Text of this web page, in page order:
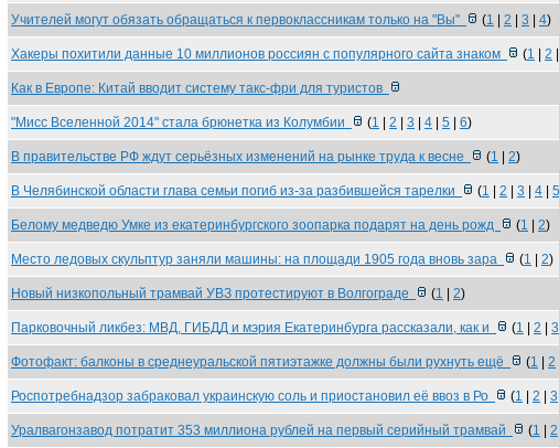
Учителей могут обязать обращаться к первоклассникам только на "Вы" (1 2 3 4)
Хакеры похитили данные 10 миллионов россиян с популярного сайта знаком (1 2
Как в Европе: Китай вводит систему такс-фри для туристов
"Мисс Вселенной 2014" стала брюнетка из Колумбии (1 2 3 4 5 6)
В правительстве РФ ждут серьёзных изменений на рынке труда к весне (1 2)
В Челябинской области глава семьи погиб из-за разбившейся тарелки (1 2 3 4 5
Белому медведю Умке из екатеринбургского зоопарка подарят на день рожд (1 2)
Место ледовых скульптур заняли машины: на площади 1905 года вновь зара (1 2)
Новый низкопольный трамвай УВЗ протестируют в Волгограде (1 2)
Парковочный ликбез: МВД, ГИБДД и мэрия Екатеринбурга рассказали, как и (1 2 3
Фотофакт: балконы в среднеуральской пятиэтажке должны были рухнуть ещё (1 2
Роспотребнадзор забраковал украинскую соль и приостановил её ввоз в Ро (1 2 3
Уралвагонзавод потратит 353 миллиона рублей на первый серийный трамвай (1 2